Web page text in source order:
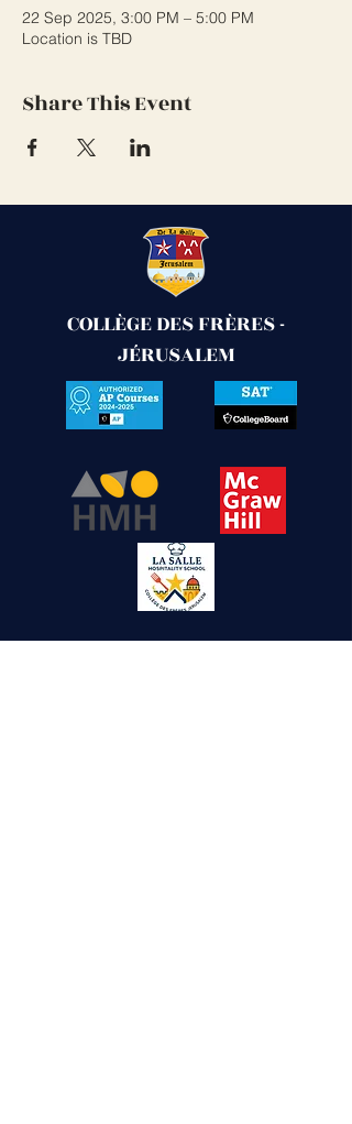
22 Sep 2025, 3:00 PM – 5:00 PM
Location is TBD
Share This Event
COLLÈGE DES FRÈRES -
JÉRUSALEM